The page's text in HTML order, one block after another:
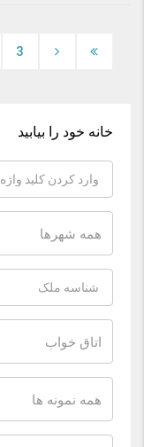
3
خانه خود را بیابید
همه شهرها
اتاق خواب
همه نمونه ها